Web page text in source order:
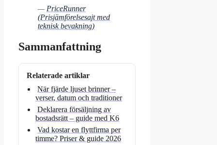
— PriceRunner
(Prisjämförelsesajt med
teknisk bevakning)
Sammanfattning
Relaterade artiklar
När fjärde ljuset brinner –
verser, datum och traditioner
Deklarera försäljning av
bostadsrätt – guide med K6
Vad kostar en flyttfirma per
timme? Priser & guide 2026